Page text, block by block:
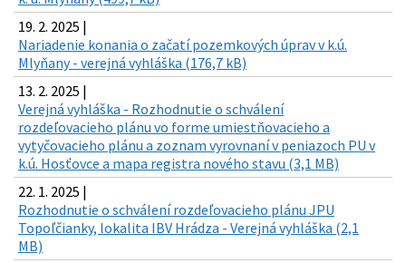
19. 2. 2025 |
Nariadenie konania o začatí pozemkových úprav v k.ú.
Mlyňany - verejná vyhláška (176,7 kB)
13. 2. 2025 |
Verejná vyhláška - Rozhodnutie o schválení
rozdeľovacieho plánu vo forme umiestňovacieho a
vytyčovacieho plánu a zoznam vyrovnaní v peniazoch PU v
k.ú. Hosťovce a mapa registra nového stavu (3,1 MB)
22. 1. 2025 |
Rozhodnutie o schválení rozdeľovacieho plánu JPU
Topoľčianky, lokalita IBV Hrádza - Verejná vyhláška (2,1
MB)